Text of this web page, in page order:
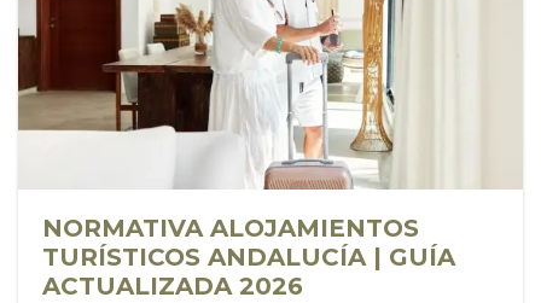
NORMATIVA ALOJAMIENTOS
TURÍSTICOS ANDALUCÍA | GUÍA
ACTUALIZADA 2026